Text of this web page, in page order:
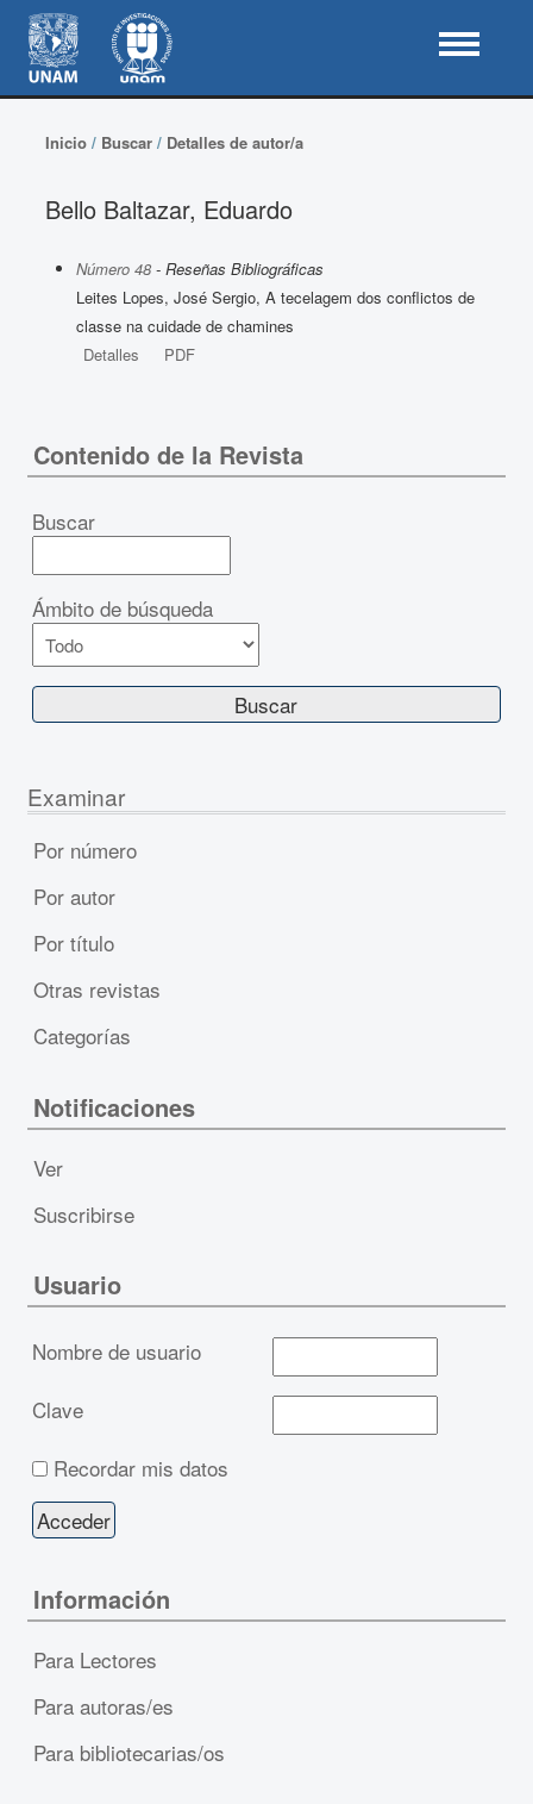
Inicio/ Buscar/ Detalles de autor/a
Bello Baltazar, Eduardo
Número 48- Reseñas Bibliográficas
Leites Lopes, José Sergio, A tecelagem dos conflictos de
classe na cuidade de chamines
Detalles
PDF
Contenido de la Revista
Buscar
Ámbito de búsqueda
Examinar
Por número
Por autor
Por título
Otras revistas
Categorías
Notificaciones
Ver
Suscribirse
Usuario
Nombre de usuario
Clave
Recordar mis datos
Información
Para Lectores
Para autoras/es
Para bibliotecarias/os